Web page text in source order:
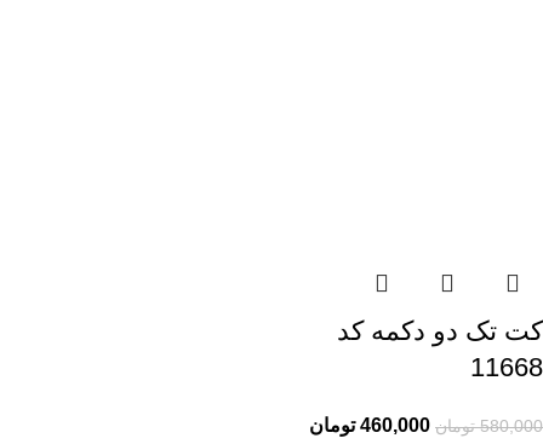
کت تک دو دکمه کد
11668
580,000 تومان 460,000 تومان